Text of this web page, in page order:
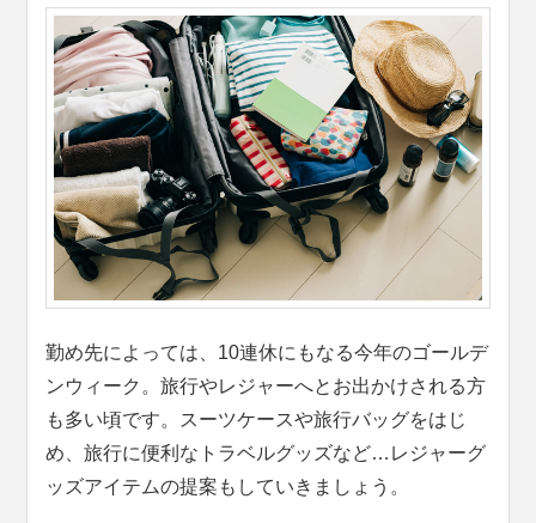
勤め先によっては、10連休にもなる今年のゴールデ
ンウィーク。旅行やレジャーへとお出かけされる方
も多い頃です。スーツケースや旅行バッグをはじ
め、旅行に便利なトラベルグッズなど…レジャーグ
ッズアイテムの提案もしていきましょう。